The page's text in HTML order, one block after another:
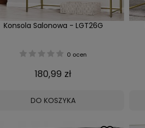
Konsola Salonowa - LGT26G
0 ocen
180,99 zł
DO KOSZYKA